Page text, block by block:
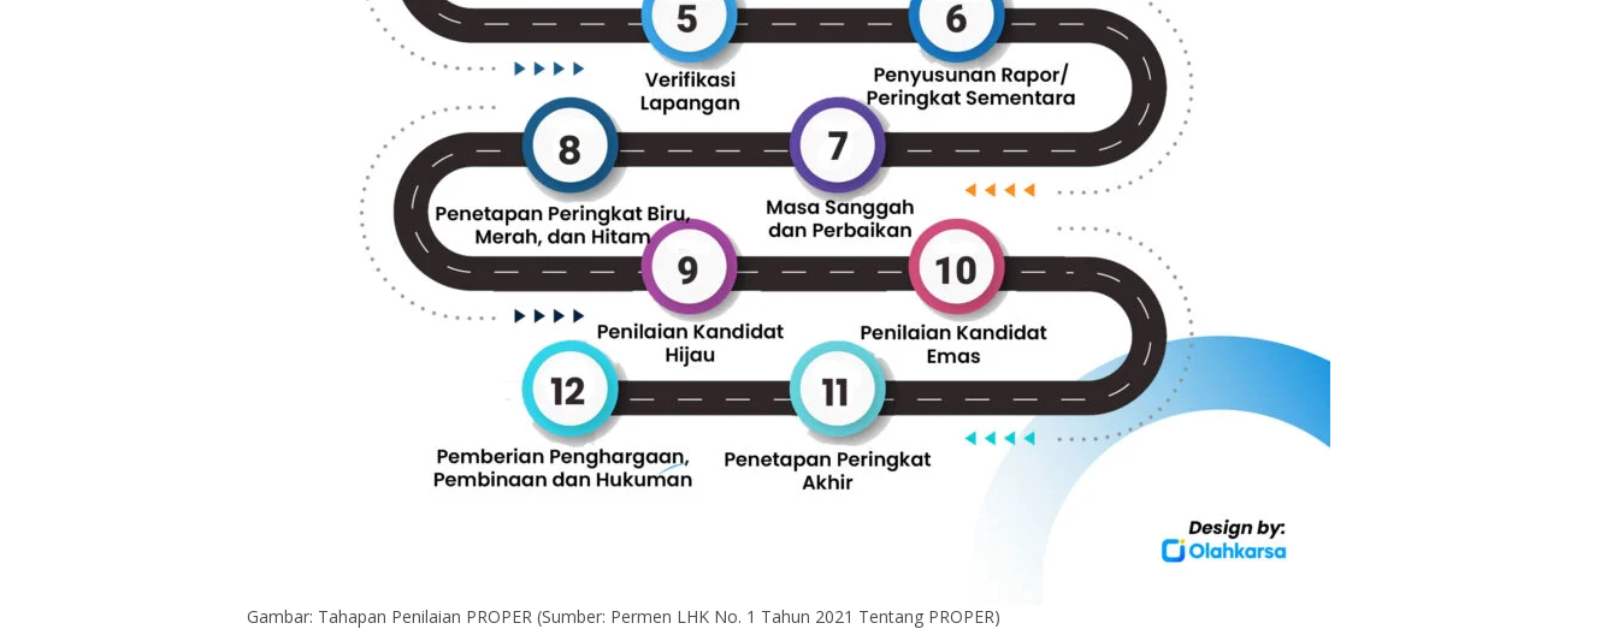
Gambar: Tahapan Penilaian PROPER (Sumber: Permen LHK No. 1 Tahun 2021 Tentang PROPER)